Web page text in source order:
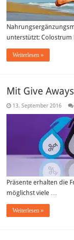
unterstützt:
Weiterlesen »
Mit Give
13. September 2016
Präsente erhalten die
möglichst viele …
Weiterlesen »